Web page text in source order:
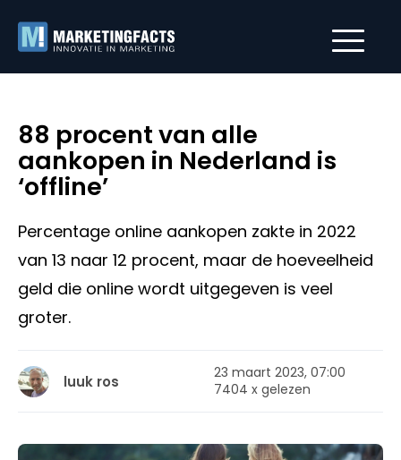
88 procent van alle
aankopen in Nederland is
‘offline’
Percentage online aankopen zakte in 2022
van 13 naar 12 procent, maar de hoeveelheid
geld die online wordt uitgegeven is veel
groter.
luuk ros
23 maart 2023, 07:00
7404 x gelezen